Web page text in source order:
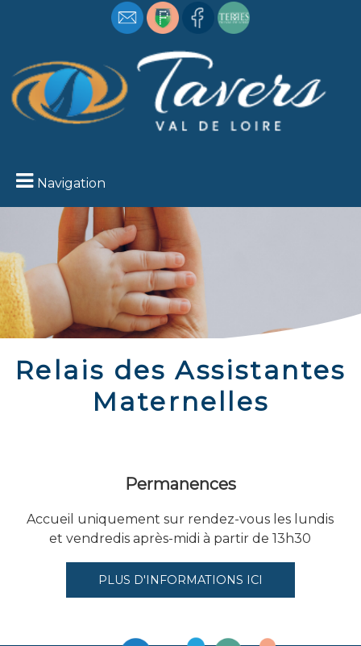
Navigation
Relais des Assistantes
Maternelles
Permanences
Accueil uniquement sur rendez-vous les lundis
et vendredis après-midi à partir de 13h30
PLUS D'INFORMATIONS ICI